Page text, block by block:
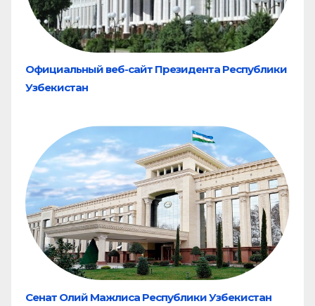
Официальный веб-сайт Президента Республики
Узбекистан
Сенат Олий Мажлиса Республики Узбекистан